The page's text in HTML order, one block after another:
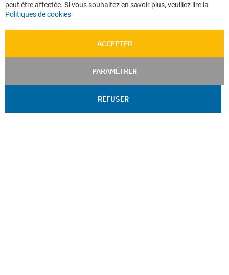
Plan du site
peut être affectée. Si vous souhaitez en savoir plus, veuillez lire la
Politiques de cookies
ACCEPTER
PARAMÉTRER
REFUSER